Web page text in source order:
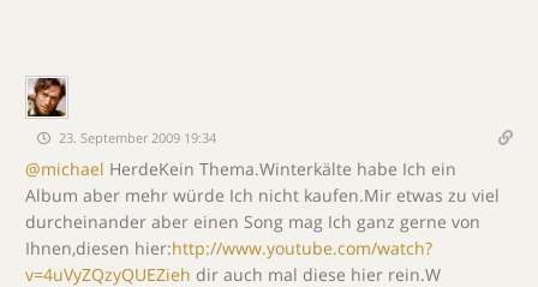
23. September 2009 19:34
@michael HerdeKein Thema.Winterkälte habe Ich ein
Album aber mehr würde Ich nicht kaufen.Mir etwas zu viel
durcheinander aber einen Song mag Ich ganz gerne von
Ihnen,diesen hier:http://www.youtube.com/watch?
v=4uVyZQzyQUEZieh dir auch mal diese hier rein.W